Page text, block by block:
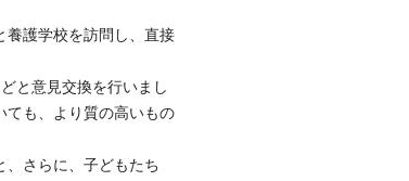
護学校を訪問し、直接
と意見交換を行いまし
ても、より質の高いもの
さらに、子どもたち